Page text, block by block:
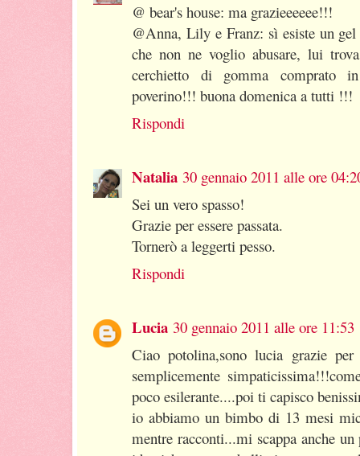
@ bear's house: ma grazieeeeee!!!
@Anna, Lily e Franz: sì esiste un
che non ne voglio abusare, lui
cerchietto di gomma comprato
poverino!!! buona domenica a tutti !!!
Rispondi
Natalia 30 gennaio 2011 alle ore
Sei un vero spasso!
Grazie per essere passata.
Tornerò a leggerti pesso.
Rispondi
Lucia 30 gennaio 2011 alle ore 11:53
Ciao potolina,sono lucia grazie
semplicemente
poco esilerante....poi ti capisco
io abbiamo un bimbo di 13 mesi
mentre racconti...mi scappa anche